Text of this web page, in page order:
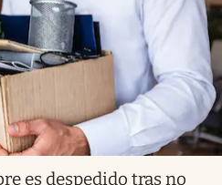
es despedido tras no